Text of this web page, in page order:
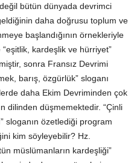
bütün dünyada devrimci
daha doğrusu toplum ve
başlandığının örnekleriyle
kardeşlik ve hürriyet”
sonra Fransız Devrimi
barış, özgürlük” sloganı
daha Ekim Devriminden çok
dilinden düşmemektedir. “Çinli
sloganın özetlediği program
kim söyleyebilir? Hz.
müslümanların kardeşliği”